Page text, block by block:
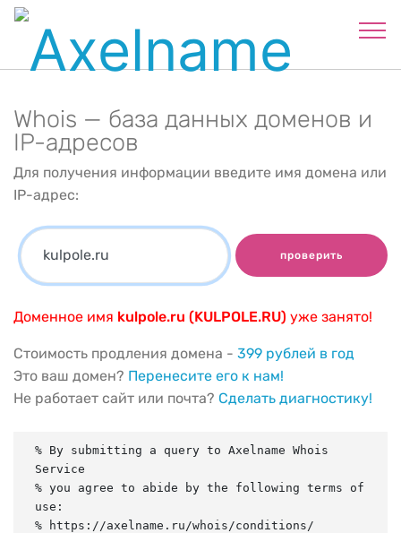
Whois — база данных доменов и
IP-адресов
Для получения информации введите имя домена или
IP-адрес:
проверить
Доменное имя kulpole.ru (KULPOLE.RU) уже занято!
Стоимость продления домена - 399 рублей в год
Это ваш домен? Перенесите его к нам!
Не работает сайт или почта? Сделать диагностику!
% By submitting a query to Axelname Whois
Service
% you agree to abide by the following terms of
use:
% https://axelname.ru/whois/conditions/